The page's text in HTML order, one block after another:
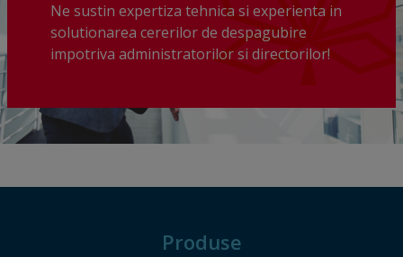
Ne sustin expertiza tehnica si experienta in
solutionarea cererilor de despagubire
impotriva administratorilor si directorilor!
Produse